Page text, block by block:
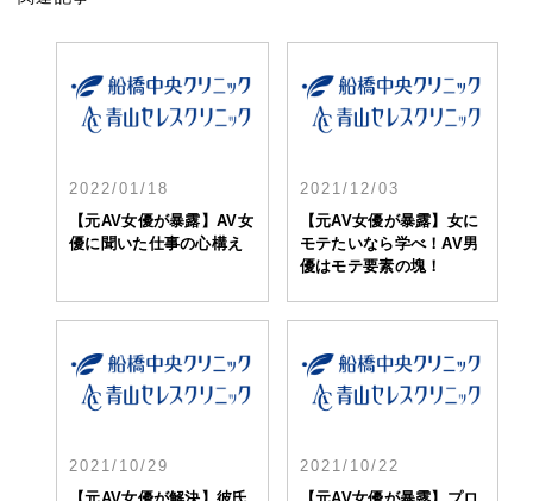
2022/01/18
【元AV女優が暴露】AV女
優に聞いた仕事の心構え
2021/12/03
【元AV女優が暴露】女に
モテたいなら学べ！AV男
優はモテ要素の塊！
2021/10/29
2021/10/22